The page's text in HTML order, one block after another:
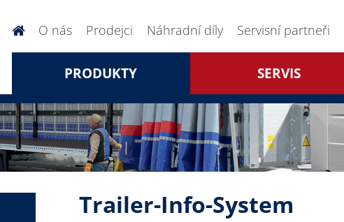
O nás Prodejci Náhradní díly Servisní partneři
PRODUKTY SERVIS
Trailer-Info-System